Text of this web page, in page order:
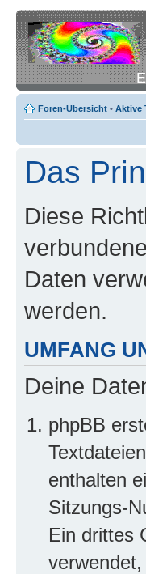
Foren-Übersicht • Aktive
Das
Diese
Daten
werden.
UMFANG
Deine
phpBB
enthalten
Sitzungs-
Ein drittes